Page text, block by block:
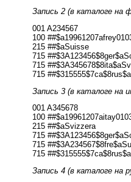
Запись 2 (в каталоге на
001 A234567
100
215 ##$aSuisse
715
715
715
Запись 3 (в каталоге на
001 A345678
100
215 ##$aSvizzera
715
715
715
Запись 4 (в каталоге на